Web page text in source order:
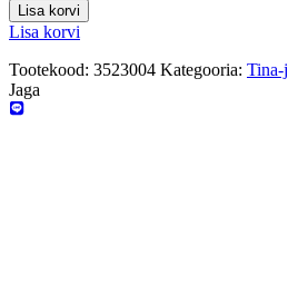
Lisa korvi
Lisa korvi
Tootekood: 3523004 Kategooria:
Jaga